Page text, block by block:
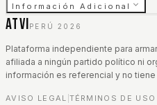
Información Adicional
ATVI PERÚ 2026
Plataforma independiente para
afiliada a ningún partido político ni
información es referencial y no
AVISO LEGAL TÉRMINOS DE USO